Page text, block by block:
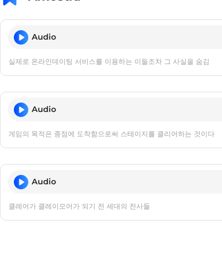
Audio
실제로 온라인데이팅 서비스를 이용하는 이들조차 그 사실을 숨김
Audio
게임의 목적은 종점에 도착함으로써 스테이지를 클리어하는 것이다
Audio
클레어가 클레이모어가 되기 전 세대의 전사들